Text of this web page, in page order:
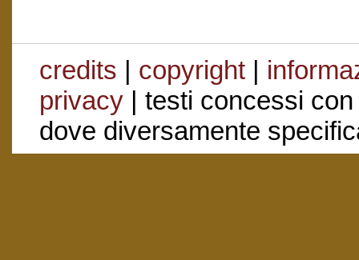
credits | copyright|
privacy| testi concessi
dove diversamente